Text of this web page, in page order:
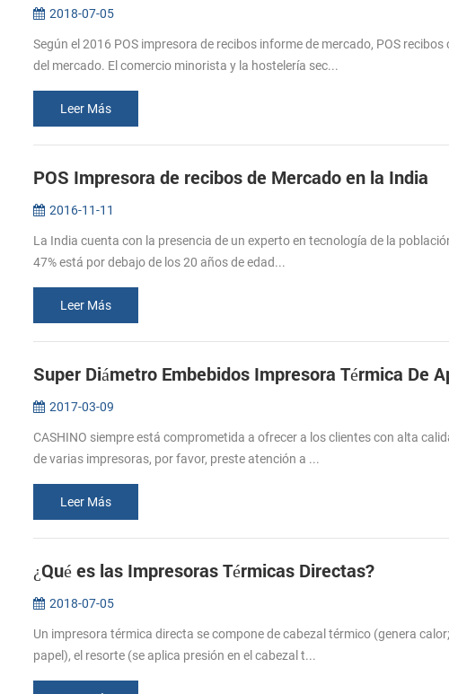
2018-07-05
Según el 2016 POS impresora de recibos informe de mercado, POS
del mercado. El comercio minorista y la hostelería sec...
Leer Más
POS Impresora de recibos de Mercado en la India
2016-11-11
La India cuenta con la presencia de un experto en tecnología de la
47% está por debajo de los 20 años de edad...
Leer Más
Super Diámetro Embebidos Impresora Térmica De
2017-03-09
CASHINO siempre está comprometida a ofrecer a los clientes con alta
de varias impresoras, por favor, preste atención a ...
Leer Más
¿Qué es las Impresoras Térmicas Directas?
2018-07-05
Un impresora térmica directa se compone de cabezal térmico (genera
papel), el resorte (se aplica presión en el cabezal t...